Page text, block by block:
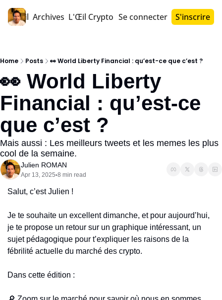
Accueil Archives L'Œil Crypto PRO™Se connecter S'inscrire
Home Posts 👀 World Liberty Financial : qu’est-ce que c’est ?
👀 World Liberty
Financial : qu’est-ce
que c’est ?
Mais aussi : Les meilleurs tweets et les memes les plus
cool de la semaine.
Julien ROMAN
Apr 13, 2025•8 min read
Salut, c’est Julien !
Je te souhaite un excellent dimanche, et pour aujourd’hui,
je te propose un retour sur un graphique intéressant, un
sujet pédagogique pour t’expliquer les raisons de la
fébrilité actuelle du marché des crypto.
Dans cette édition :